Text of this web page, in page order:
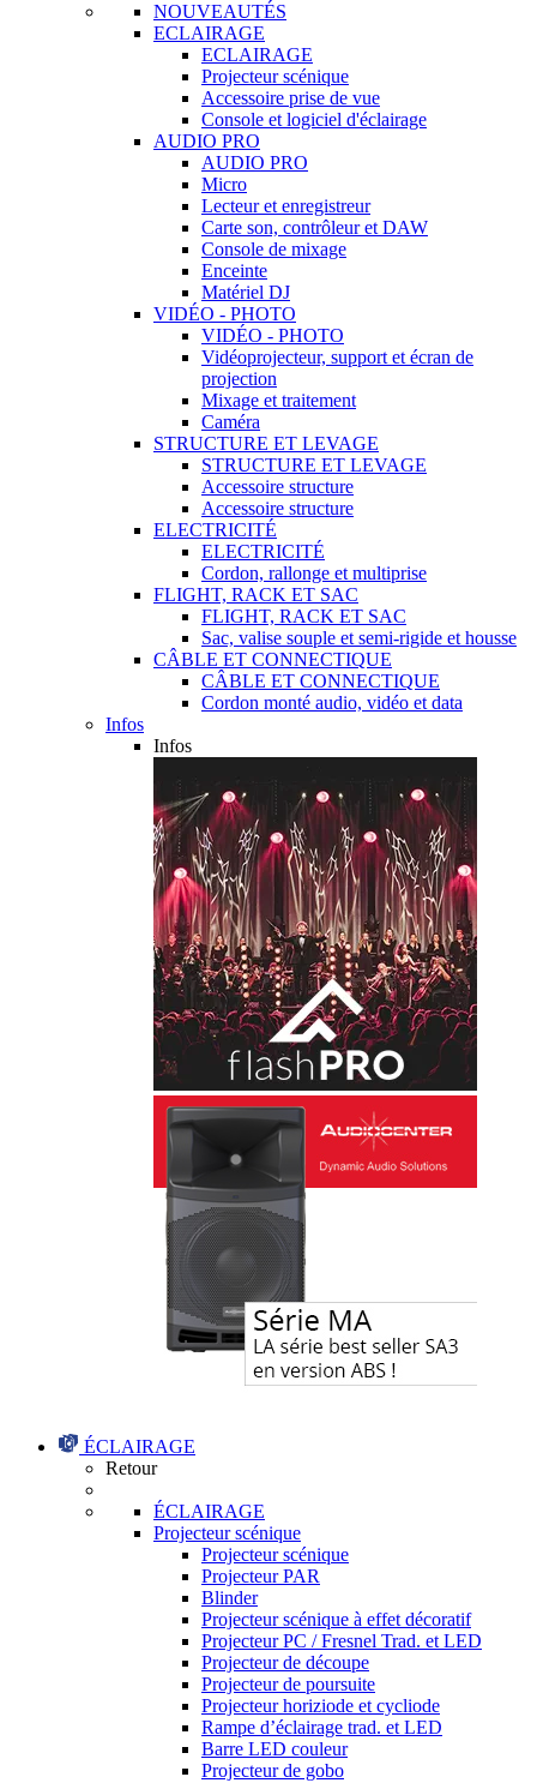
NOUVEAUTÉS
ECLAIRAGE
ECLAIRAGE
Projecteur scénique
Accessoire prise de vue
Console et logiciel d'éclairage
AUDIO PRO
AUDIO PRO
Micro
Lecteur et enregistreur
Carte son, contrôleur et DAW
Console de mixage
Enceinte
Matériel DJ
VIDÉO - PHOTO
VIDÉO - PHOTO
Vidéoprojecteur, support et écran de
projection
Mixage et traitement
Caméra
STRUCTURE ET LEVAGE
STRUCTURE ET LEVAGE
Accessoire structure
Accessoire structure
ELECTRICITÉ
ELECTRICITÉ
Cordon, rallonge et multiprise
FLIGHT, RACK ET SAC
FLIGHT, RACK ET SAC
Sac, valise souple et semi-rigide et housse
CÂBLE ET CONNECTIQUE
CÂBLE ET CONNECTIQUE
Cordon monté audio, vidéo et data
Infos
Infos
ÉCLAIRAGE
Retour
ÉCLAIRAGE
Projecteur scénique
Projecteur scénique
Projecteur PAR
Blinder
Projecteur scénique à effet décoratif
Projecteur PC / Fresnel Trad. et LED
Projecteur de découpe
Projecteur de poursuite
Projecteur horiziode et cycliode
Rampe d’éclairage trad. et LED
Barre LED couleur
Projecteur de gobo